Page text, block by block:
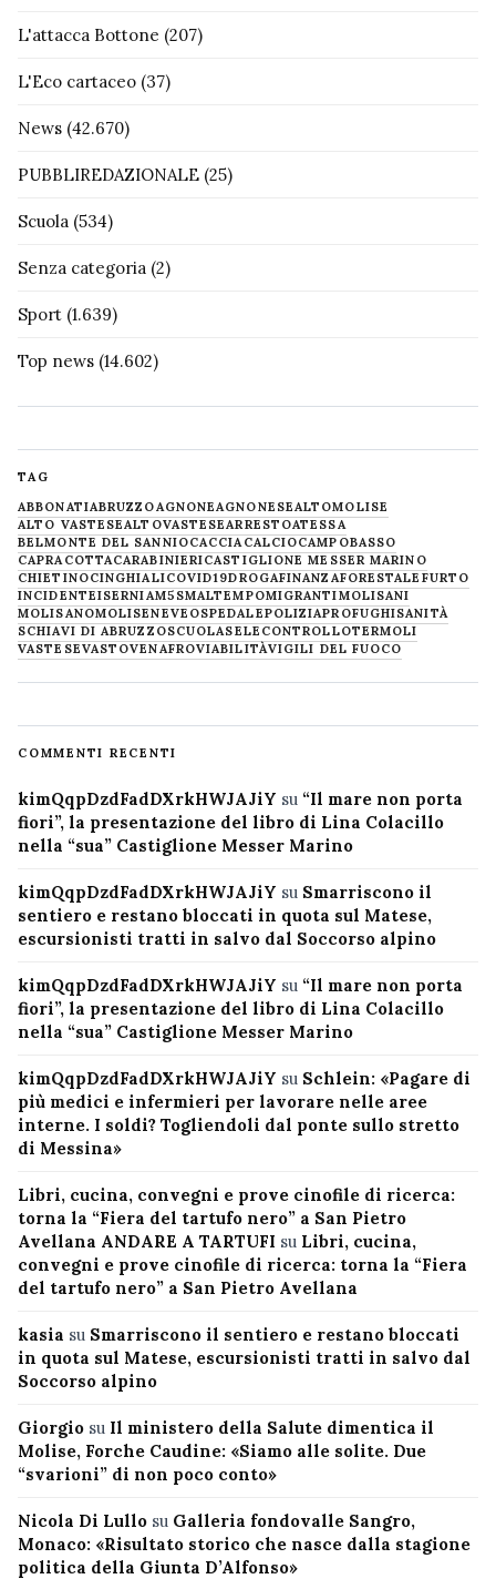
L'attacca Bottone (207)
L'Eco cartaceo (37)
News (42.670)
PUBBLIREDAZIONALE (25)
Scuola (534)
Senza categoria (2)
Sport (1.639)
Top news (14.602)
TAG
ABBONATIABRUZZOAGNONEAGNONESEALTOMOLISE
ALTO VASTESEALTOVASTESEARRESTOATESSA
BELMONTE DEL SANNIOCACCIACALCIOCAMPOBASSO
CAPRACOTTACARABINIERICASTIGLIONE MESSER MARINO
CHIETINOCINGHIALICOVID19DROGAFINANZAFORESTALE FURTO
INCIDENTEISERNIAM5SMALTEMPOMIGRANTIMOLISANI
MOLISANOMOLISENEVE OSPEDALEPOLIZIAPROFUGHISANITÀ
SCHIAVI DI ABRUZZOSCUOLASELECONTROLLOTERMOLI
VASTESEVASTOVENAFROVIABILITÀVIGILI DEL FUOCO
COMMENTI RECENTI
kimQqpDzdFadDXrkHWJAJiY su “Il mare non porta
fiori”, la presentazione del libro di Lina Colacillo
nella “sua” Castiglione Messer Marino
kimQqpDzdFadDXrkHWJAJiY su Smarriscono il
sentiero e restano bloccati in quota sul Matese,
escursionisti tratti in salvo dal Soccorso alpino
kimQqpDzdFadDXrkHWJAJiY su “Il mare non porta
fiori”, la presentazione del libro di Lina Colacillo
nella “sua” Castiglione Messer Marino
kimQqpDzdFadDXrkHWJAJiY su Schlein: «Pagare di
più medici e infermieri per lavorare nelle aree
interne. I soldi? Togliendoli dal ponte sullo stretto
di Messina»
Libri, cucina, convegni e prove cinofile di ricerca:
torna la “Fiera del tartufo nero” a San Pietro
Avellana ANDARE A TARTUFI su Libri, cucina,
convegni e prove cinofile di ricerca: torna la “Fiera
del tartufo nero” a San Pietro Avellana
kasia su Smarriscono il sentiero e restano bloccati
in quota sul Matese, escursionisti tratti in salvo dal
Soccorso alpino
Giorgio su Il ministero della Salute dimentica il
Molise, Forche Caudine: «Siamo alle solite. Due
“svarioni” di non poco conto»
Nicola Di Lullo su Galleria fondovalle Sangro,
Monaco: «Risultato storico che nasce dalla stagione
politica della Giunta D’Alfonso»